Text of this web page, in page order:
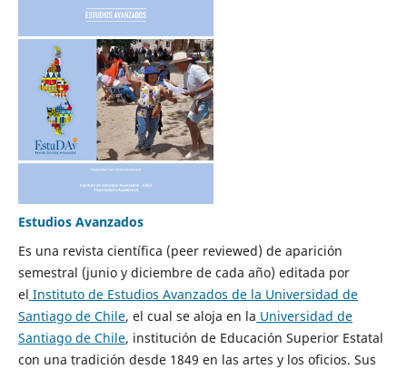
Estudios Avanzados
Es una revista científica (peer reviewed) de aparición
semestral (junio y diciembre de cada año) editada por
el Instituto de Estudios Avanzados de la Universidad de
Santiago de Chile, el cual se aloja en la Universidad de
Santiago de Chile, institución de Educación Superior Estatal
con una tradición desde 1849 en las artes y los oficios. Sus